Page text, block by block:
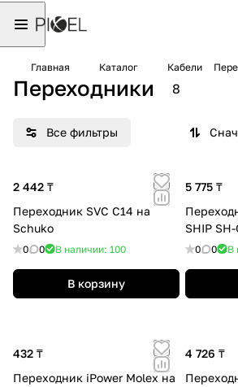
Главная Каталог Кабели
Переходники 8
Все фильтры
2 442 ₸
Переходник SVC C14 на
Schuko
0 0 В наличии: 100
В корзину
5 775 ₸
SHIP
0 0 В
432 ₸
Переходник iPower Molex на
4 726 ₸